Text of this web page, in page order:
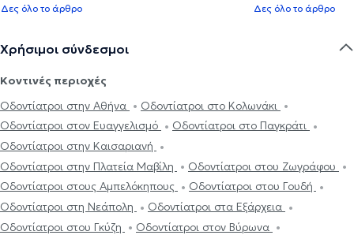
Δες όλο το άρθρο Δες όλο το άρθρο
Χρήσιμοι σύνδεσμοι
Κοντινές περιοχές
Οδοντίατροι στην Αθήνα
Οδοντίατροι στο Κολωνάκι
Οδοντίατροι στον Ευαγγελισμό
Οδοντίατροι στο Παγκράτι
Οδοντίατροι στην Καισαριανή
Οδοντίατροι στην Πλατεία Μαβίλη
Οδοντίατροι στου Ζωγράφου
Οδοντίατροι στους Αμπελόκηπους
Οδοντίατροι στου Γουδή
Οδοντίατροι στη Νεάπολη
Οδοντίατροι στα Εξάρχεια
Οδοντίατροι στου Γκύζη
Οδοντίατροι στον Βύρωνα